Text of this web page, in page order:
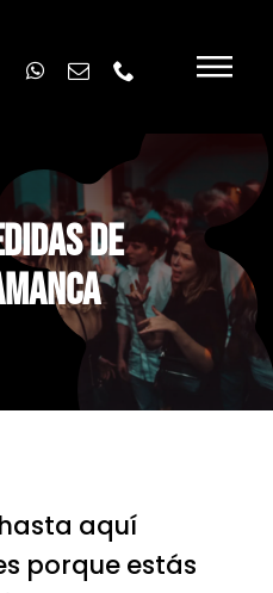
DE
aquí
porque estás